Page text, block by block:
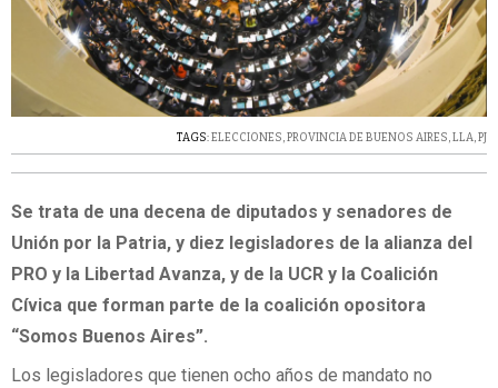
TAGS:ELECCIONES,PROVINCIA DE BUENOS AIRES,LLA,PJ
Se trata de una decena de diputados y senadores de
Unión por la Patria, y diez legisladores de la alianza del
PRO y la Libertad Avanza, y de la UCR y la Coalición
Cívica que forman parte de la coalición opositora
“Somos Buenos Aires”.
Los legisladores que tienen ocho años de mandato no